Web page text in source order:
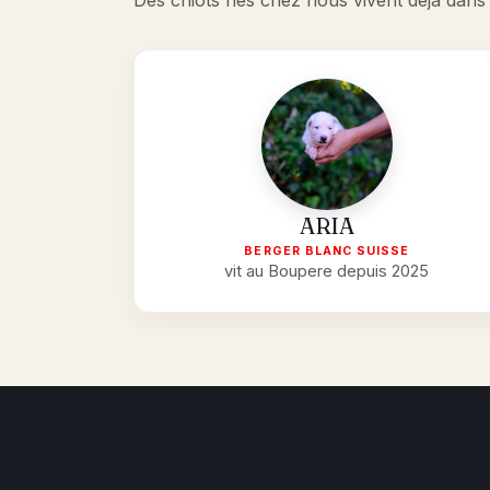
ARIA
BERGER BLANC SUISSE
vit au Boupere depuis 2025